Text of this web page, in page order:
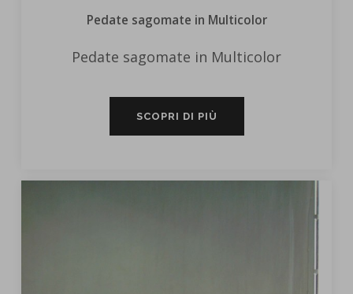
Pedate sagomate in Multicolor
Pedate sagomate in Multicolor
SCOPRI DI PIÙ